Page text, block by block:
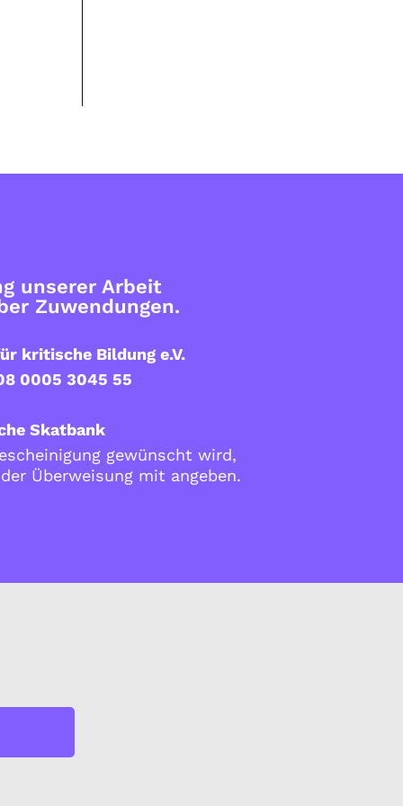
unserer Arbeit
Zuwendungen.
kritische Bildung e.V.
0005 3045 55
Skatbank
gewünscht wird,
Überweisung mit angeben.